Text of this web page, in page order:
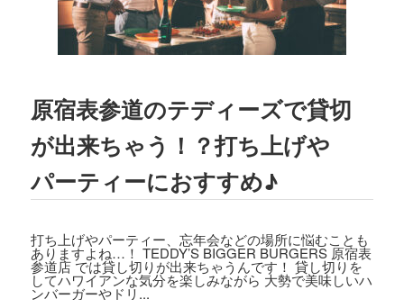
2023.03.01
TBSテレビ「プチブランチ」にて、
2022.09.21
主婦と生活社「
JUNON 2022年11月号」
にて、TEDDY'S BIGGER BURGERSの
「メガモンスターバーガー」などが紹介
されました。
2022.09.13
日之出出版「Fine 2022年10月号」にて、
テディーズビガーバーガー原宿表参道店
が紹介されました。
原宿表参道のテディーズで貸切
が出来ちゃう！？打ち上げや
パーティーにおすすめ♪
打ち上げやパーティー、忘年会などの場所に悩むことも
ありますよね…！ TEDDY’S BIGGER BURGERS 原宿表
参道店 では貸し切りが出来ちゃうんです！ 貸し切りを
してハワイアンな気分を楽しみながら 大勢で美味しいハ
ンバーガーやドリ...